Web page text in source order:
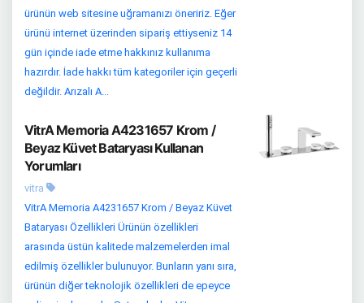
ürünün web sitesine uğramanızı öneririz. Eğer
ürünü internet üzerinden sipariş ettiyseniz 14
gün içinde iade etme hakkınız kullanıma
hazırdır. İade hakkı tüm kategoriler için geçerli
değildir. Arızalı A...
VitrA Memoria A4231657 Krom /
Beyaz Küvet Bataryası Kullanan
Yorumları
vitra
VitrA Memoria A4231657 Krom / Beyaz Küvet
Bataryası Özellikleri Ürünün özellikleri
arasında üstün kalitede malzemelerden imal
edilmiş özellikler bulunuyor. Bunların yanı sıra,
ürünün diğer teknolojik özellikleri de epeyce